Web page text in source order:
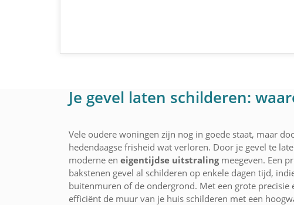
Je gevel laten schilderen:
Vele oudere woningen zijn nog in goede staat, maar
hedendaagse frisheid wat verloren. Door je gevel te
moderne en eigentijdse uitstralingmeegeven. Een
bakstenen gevel al schilderen op enkele dagen tijd,
buitenmuren of de ondergrond. Met een grote
efficiënt de muur van je huis schilderen met een